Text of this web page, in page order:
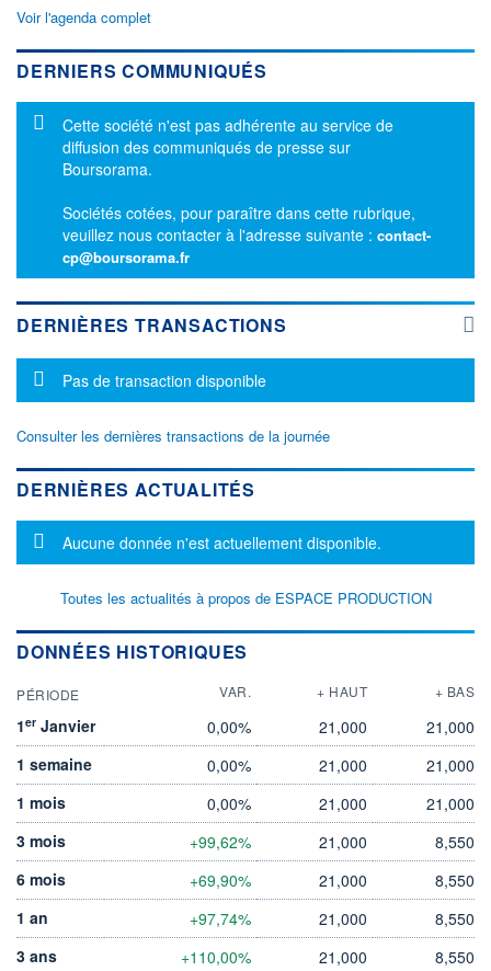
Voir l'agenda complet
DERNIERS COMMUNIQUÉS
Message d'information
Cette société n'est pas adhérente au service de
diffusion des communiqués de presse sur
Boursorama.
Sociétés cotées, pour paraître dans cette rubrique,
veuillez nous contacter à l'adresse suivante : contact-
cp@boursorama.fr
DERNIÈRES TRANSACTIONS
Message d'information
Pas de transaction disponible
Consulter les dernières transactions de la journée
DERNIÈRES ACTUALITÉS
Message d'information
Aucune donnée n'est actuellement disponible.
Toutes les actualités à propos de ESPACE PRODUCTION
DONNÉES HISTORIQUES
PÉRIODE VAR. + HAUT + BAS
1er Janvier 0,00% 21,000
21,000
1 semaine
0,00% 21,000
21,000
1 mois
0,00% 21,000
21,000
3 mois
+99,62% 21,000
8,550
6 mois
+69,90% 21,000
8,550
1 an
+97,74% 21,000
8,550
3 ans
+110,00% 21,000
8,550